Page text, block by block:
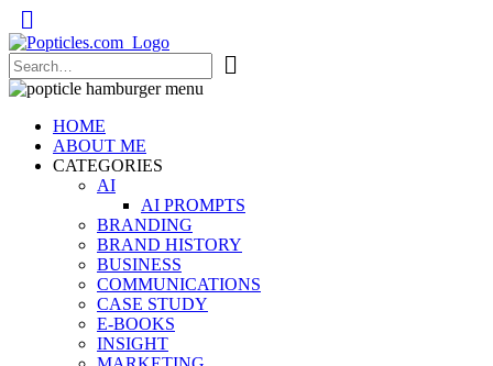
Popticles.com
HOME
ABOUT ME
CATEGORIES
AI
AI PROMPTS
BRANDING
BRAND HISTORY
BUSINESS
COMMUNICATIONS
CASE STUDY
E-BOOKS
INSIGHT